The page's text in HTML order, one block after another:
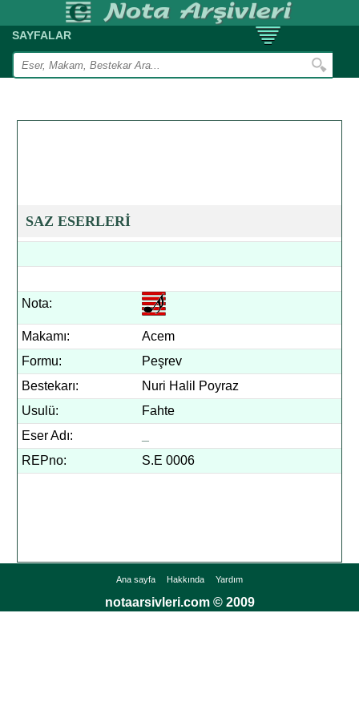
SAYFALAR
SAZ ESERLERİ
Nota:
Makamı:
Acem
Formu:
Peşrev
Bestekarı:
Nuri Halil Poyraz
Usulü:
Fahte
Eser Adı:
REPno:
S.E 0006
Ana sayfa Hakkında Yardım
notaarsivleri.com © 2009